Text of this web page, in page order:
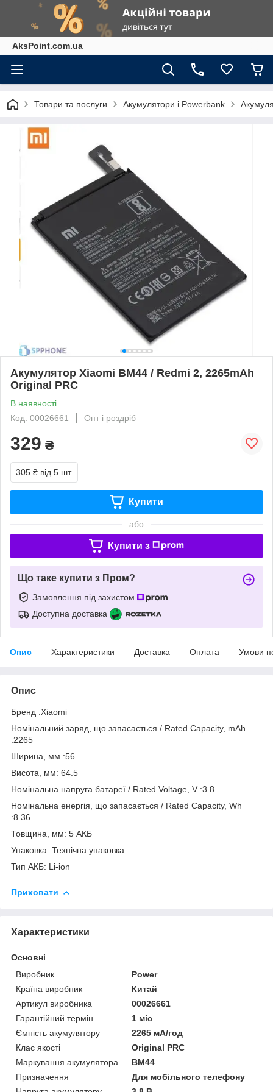
AksPoint.com.ua
Товари та послуги Акумулятори і Powerbank
Акумулятор Xiaomi BM44 / Redmi 2, 2265mAh
Original PRC
В наявності
Код: 00026661
Опт і роздріб
329 ₴
305 ₴ від 5 шт.
Купити
або
Купити з
Що таке купити з Пром?
Замовлення під захистом
Доступна доставка
Опис Характеристики Доставка Оплата Умови
Опис
Бренд :Xiaomi
Номінальний заряд, що запасається / Rated Capacity, mAh
:2265
Ширина, мм :56
Висота, мм: 64.5
Номінальна напруга батареї / Rated Voltage, V :3.8
Номінальна енергія, що запасається / Rated Capacity, Wh
:8.36
Товщина, мм: 5 АКБ
Упаковка: Технічна упаковка
Тип АКБ: Li-ion
Приховати
Характеристики
Основні
Виробник
Power
Країна виробник
Китай
Артикул виробника
00026661
Гарантійний термін
1 міс
Ємність акумулятору
2265 мА/год
Клас якості
Original PRC
Маркування акумулятора
BM44
Призначення
Для мобільного телефону